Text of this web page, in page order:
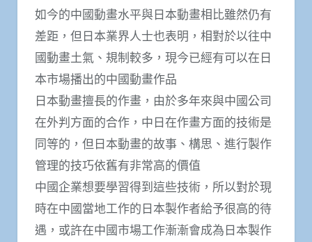
如今的中國動畫水平與日本動畫相比雖然仍有
差距，但日本業界人士也表明，相對於以往中
國動畫土氣、規制較多，現今已經有可以在日
本市場播出的中國動畫作品
日本動畫擅長的作畫，由於多年來與中國公司
在外判方面的合作，中日在作畫方面的技術是
同等的，但日本動畫的故事、構思、進行製作
管理的技巧依舊有非常高的價值
中國企業想要學習得到這些技術，所以對於現
時在中國當地工作的日本製作者給予很高的待
遇，或許在中國市場工作漸漸會成為日本製作